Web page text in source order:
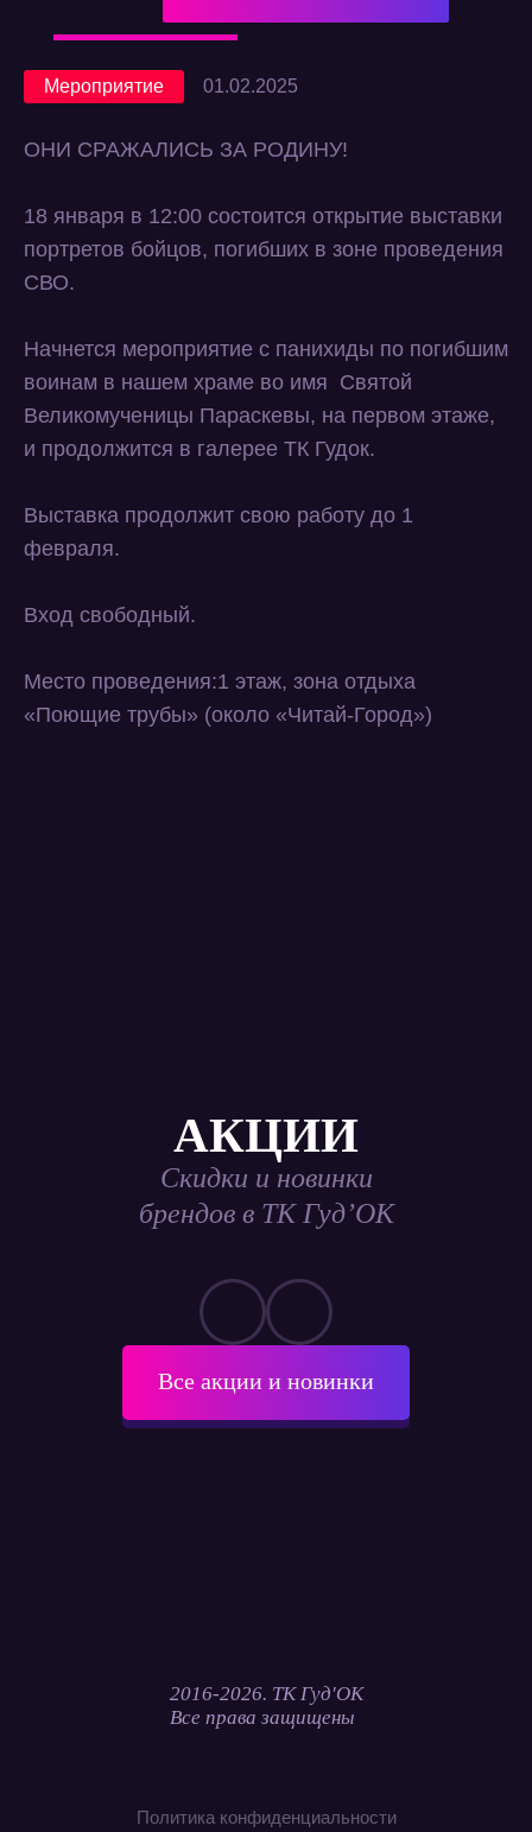
Мероприятие 01.02.2025
ОНИ СРАЖАЛИСЬ ЗА РОДИНУ!
18 января в 12:00 состоится открытие выставки
портретов бойцов, погибших в зоне проведения
СВО.
Начнется мероприятие с панихиды по погибшим
воинам в нашем храме во имя Святой
Великомученицы Параскевы, на первом этаже,
и продолжится в галерее ТК Гудок.
Выставка продолжит свою работу до 1
февраля.
Вход свободный.
Место проведения:1 этаж, зона отдыха
«Поющие трубы» (около «Читай-Город»)
АКЦИИ
Скидки и новинки
брендов в ТК Гуд’ОК
Все акции и новинки
2016-2026. ТК Гуд'ОК
Все права защищены
Политика конфиденциальности